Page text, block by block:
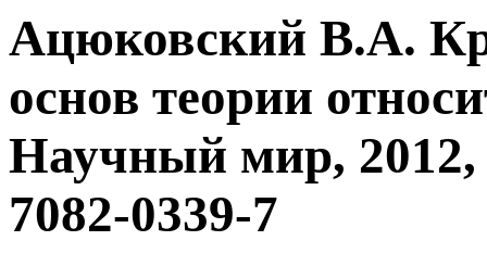
Ацюковский В.А.
основ теории
Научный мир,
7082-0339-7